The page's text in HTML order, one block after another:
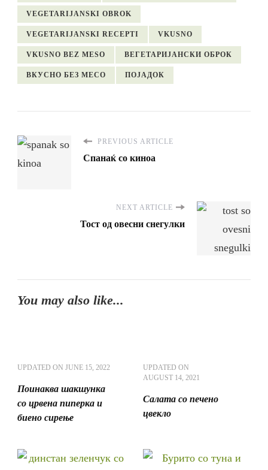
VEGETARIJANSKI OBROK
VEGETARIJANSKI RECEPTI VKUSNO
VKUSNO BEZ MESO ВЕГЕТАРИЈАНСКИ ОБРОК
ВКУСНО БЕЗ МЕСО ПОЈАДОК
PREVIOUS ARTICLE
Спанаќ со киноа
NEXT ARTICLE
Тост од овесни снегулки
You may also like...
UPDATED ON JUNE 15, 2022
Поинаква шакшунка
со црвена пиперка и
биено сирење
UPDATED ON
AUGUST 14, 2021
Салата со печено
цвекло